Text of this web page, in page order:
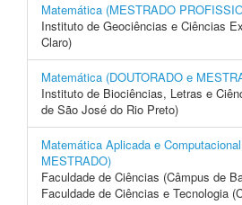
Matemática (MESTRADO
Instituto de Geociências e Ciências
Claro)
Matemática (DOUTORADO e
Instituto de Biociências, Letras e
de São José do Rio Preto)
Matemática Aplicada e
MESTRADO)
Faculdade de Ciências (Câmpus de
Faculdade de Ciências e Tecnologia